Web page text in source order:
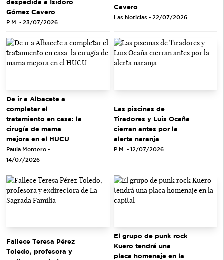
despedida a Isidoro
Gómez Cavero
P.M. - 23/07/2026
Cavero
Las Noticias - 22/07/2026
De ir a Albacete a
completar el
tratamiento en casa: la
cirugía de mama
mejora en el HUCU
Paula Montero -
14/07/2026
Las piscinas de
Tiradores y Luis Ocaña
cierran antes por la
alerta naranja
P.M. - 12/07/2026
Fallece Teresa Pérez
Toledo, profesora y
El grupo de punk rock
Kuero tendrá una
placa homenaje en la